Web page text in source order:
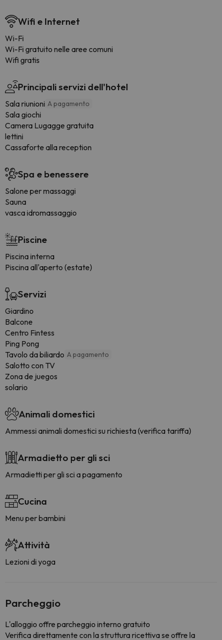
Wifi e Internet
Wi-Fi
Wi-Fi gratuito nelle aree comuni
Wifi gratis
Principali servizi dell'hotel
Sala riunioni A pagamento
Sala giochi
Camera Lugagge gratuita
lettini
Cassaforte alla reception
Spa e benessere
Salone per massaggi
Sauna
vasca idromassaggio
Piscine
Piscina interna
Piscina all'aperto (estate)
Servizi
Giardino
Balcone
Centro Fintess
Ping Pong
Tavolo da biliardo A pagamento
Salotto con TV
Zona de juegos
solario
Animali domestici
Ammessi animali domestici su richiesta (verifica tariffa)
Armadietto per gli sci
Armadietti per gli sci a pagamento
Cucina
Menu per bambini
Attività
Lezioni di yoga
Parcheggio
L'alloggio offre parcheggio interno gratuito
Verifica direttamente con la struttura ricettiva se offre la